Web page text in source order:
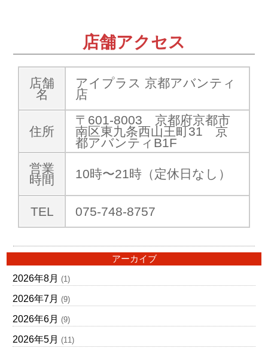
店舗アクセス
店舗
名
アイプラス 京都アバンティ
店
住所
〒601-8003 京都府京都市
南区東九条西山王町31 京
都アバンティB1F
営業
時間
10時〜21時（定休日なし）
TEL 075-748-8757
アーカイブ
2026年8月 (1)
2026年7月 (9)
2026年6月 (9)
2026年5月 (11)